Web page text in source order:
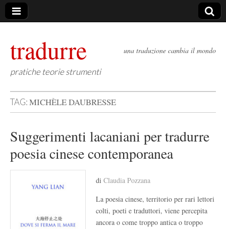
tradurre
pratiche teorie strumenti
una traduzione cambia il mondo
TAG:MICHÈLE DAUBRESSE
Suggerimenti lacaniani per tradurre
poesia cinese contemporanea
di Claudia Pozzana
La poesia cinese, territorio per rari lettori
colti, poeti e traduttori, viene percepita
ancora o come troppo antica o troppo